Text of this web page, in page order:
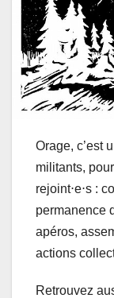
Orage, c’est
militants,
rejoint⋅e⋅s :
permanence
apéros,
actions
Retrouvez